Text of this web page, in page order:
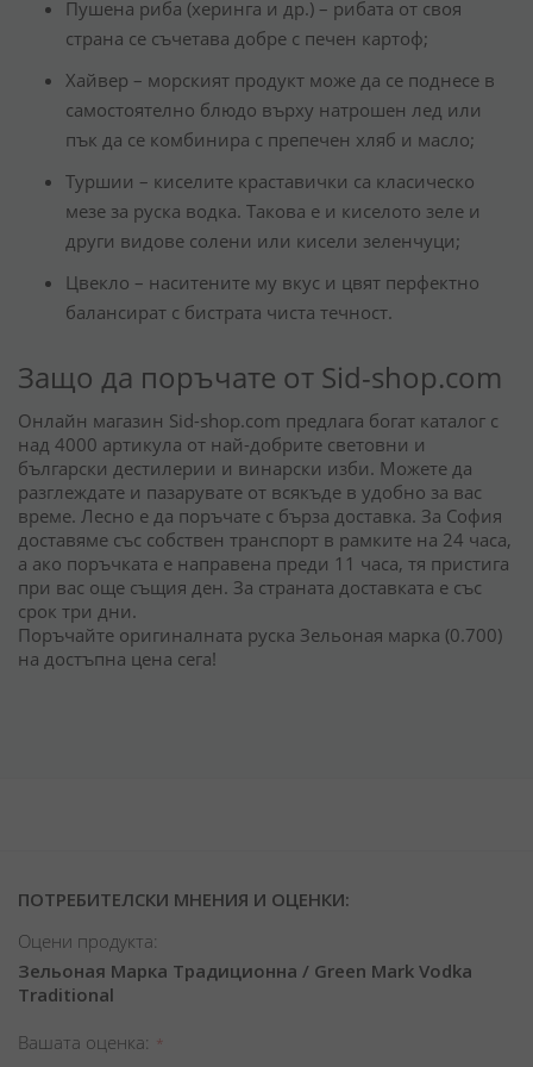
Пушена риба (херинга и др.) – рибата от своя
страна се съчетава добре с печен картоф;
Хайвер – морският продукт може да се поднесе в
самостоятелно блюдо върху натрошен лед или
пък да се комбинира с препечен хляб и масло;
Туршии – киселите краставички са класическо
мезе за руска водка. Такова е и киселото зеле и
други видове солени или кисели зеленчуци;
Цвекло – наситените му вкус и цвят перфектно
балансират с бистрата чиста течност.
Защо да поръчате от Sid-shop.com
Онлайн магазин Sid-shop.com предлага богат каталог с
над 4000 артикула от най-добрите световни и
български дестилерии и винарски изби. Можете да
разглеждате и пазарувате от всякъде в удобно за вас
време. Лесно е да поръчате с бърза доставка. За София
доставяме със собствен транспорт в рамките на 24 часа,
а ако поръчката е направена преди 11 часа, тя пристига
при вас още същия ден. За страната доставката е със
срок три дни.
Поръчайте оригиналната руска Зельоная марка (0.700)
на достъпна цена сега!
ПОТРЕБИТЕЛСКИ МНЕНИЯ И ОЦЕНКИ:
Оцени продукта:
Зельоная Марка Традиционна / Green Mark Vodka
Traditional
Вашата оценка